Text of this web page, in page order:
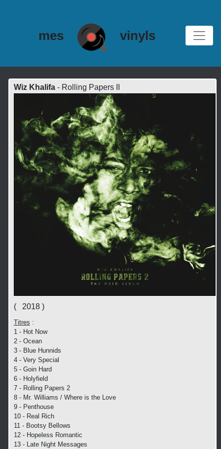
mes vinyls
Wiz Khalifa- Rolling Papers II
( 2018 )
Titres :
1 - Hot Now
2 - Ocean
3 - Blue Hunnids
4 - Very Special
5 - Goin Hard
6 - Holyfield
7 - Rolling Papers 2
8 - Mr. Williams / Where is the Love
9 - Penthouse
10 - Real Rich
11 - Bootsy Bellows
12 - Hopeless Romantic
13 - Late Night Messages